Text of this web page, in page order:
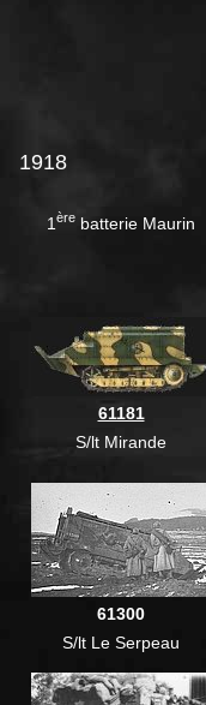
1918
1 ère batterie Maurin
61181
S/lt Mirande
61300
S/lt Le Serpeau